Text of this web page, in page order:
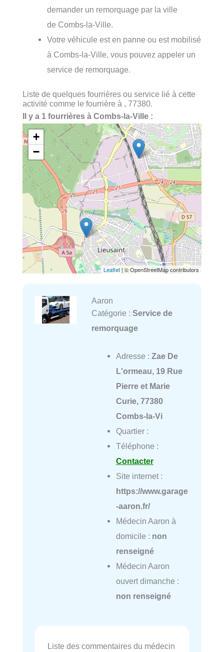
demander un remorquage par la ville
de Combs-la-Ville.
Votre véhicule est en panne ou est mobilisé
à Combs-la-Ville, vous pouvez appeler un
service de remorquage.
Liste de quelques fourrières ou service lié à cette
activité comme le fourrière à , 77380.
Il y a 1 fourrières à Combs-la-Ville :
+
−
Leaflet| © OpenStreetMap contributors
Aaron
Catégorie : Service de
remorquage
Adresse : Zae De
L'ormeau, 19 Rue
Pierre et Marie
Curie, 77380
Combs-la-Vi
Quartier :
Téléphone :
Contacter
Site internet :
https://www.garage
-aaron.fr/
Médecin Aaron à
domicile : non
renseigné
Médecin Aaron
ouvert dimanche :
non renseigné
Liste des commentaires du médecin